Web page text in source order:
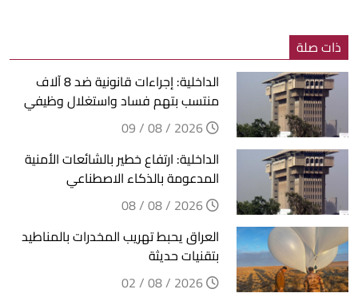
ذات صلة
الداخلية: إجراءات قانونية ضد 8 آلاف
منتسب بتهم فساد واستغلال وظيفي
الداخلية: ارتفاع خطير بالشائعات الأمنية
المدعومة بالذكاء الاصطناعي
العراق يحبط تهريب المخدرات بالمناطيد
بتقنيات حديثة